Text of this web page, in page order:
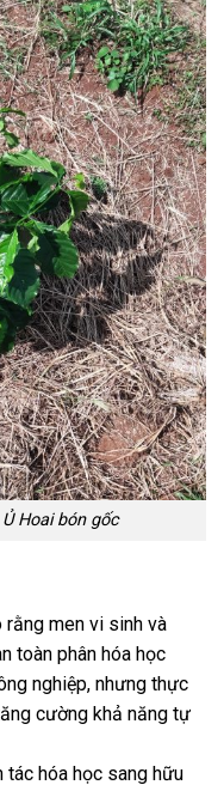
Hoai bón gốc
rằng men vi sinh và
toàn phân hóa học
nghiệp, nhưng thực
cường khả năng tự
tác hóa học sang hữu